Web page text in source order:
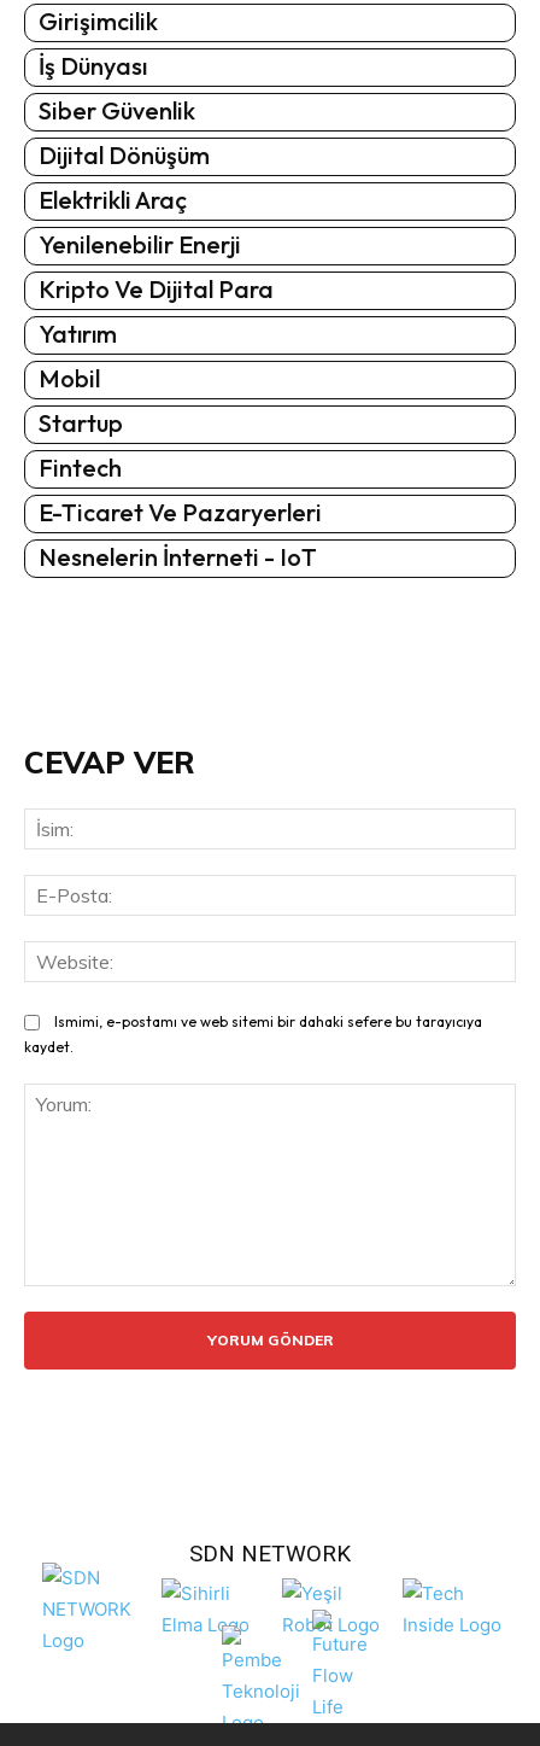
Girişimcilik
İş Dünyası
Siber Güvenlik
Dijital Dönüşüm
Elektrikli Araç
Yenilenebilir Enerji
Kripto Ve Dijital Para
Yatırım
Mobil
Startup
Fintech
E-Ticaret Ve Pazaryerleri
Nesnelerin İnterneti - IoT
CEVAP VER
Ismimi, e-postamı ve web sitemi bir dahaki sefere bu tarayıcıya
kaydet.
SDN NETWORK